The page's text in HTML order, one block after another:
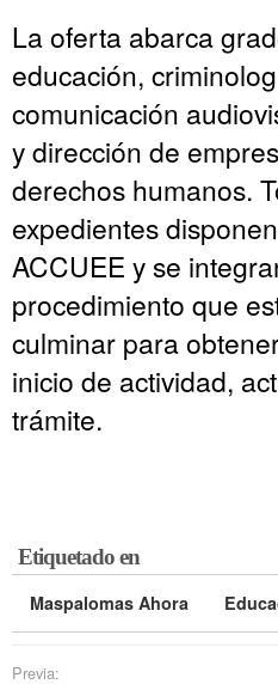
La oferta abarca
educación,
comunicación
y dirección de
derechos humanos.
expedientes
ACCUEE y se
procedimiento que
culminar para
inicio de actividad,
trámite.
Etiquetado en
Maspalomas Ahora
Previa: